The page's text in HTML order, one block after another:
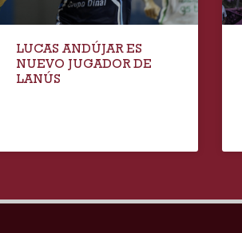
LUCAS ANDÚJAR ES
NUEVO JUGADOR DE
LANÚS